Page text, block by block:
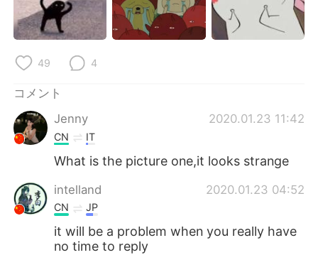
العربية Français
Indonesia
Türkçe Tiếng Việt
Português
49 4
コメント
Jenny
2020.01.23 11:42
CN IT
What is the picture one,it looks strange
intelland 2020.01.23 04:52
CN JP
it will be a problem when you really have
no time to reply